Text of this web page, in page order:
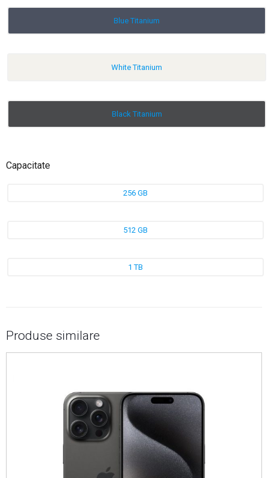
Blue Titanium
White Titanium
Black Titanium
Capacitate
256 GB
512 GB
1 TB
Produse similare